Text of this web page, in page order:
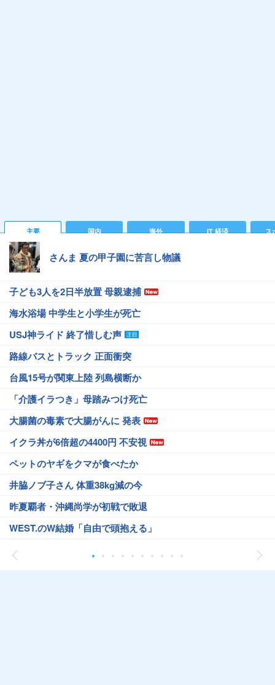
主要 国内 海外 IT 経済 ス
さんま 夏の甲子園に苦言し物議
子ども3人を2日半放置 母親逮捕
海水浴場 中学生と小学生が死亡
USJ神ライド 終了惜しむ声
路線バスとトラック 正面衝突
台風15号が関東上陸 列島横断か
「介護イラつき」母踏みつけ死亡
大腸菌の毒素で大腸がんに 発表
イクラ丼が6倍超の4400円 不安視
ペットのヤギをクマが食べたか
井脇ノブ子さん 体重38kg減の今
昨夏覇者・沖縄尚学が初戦で敗退
WEST.のW結婚「自由で頭抱える」